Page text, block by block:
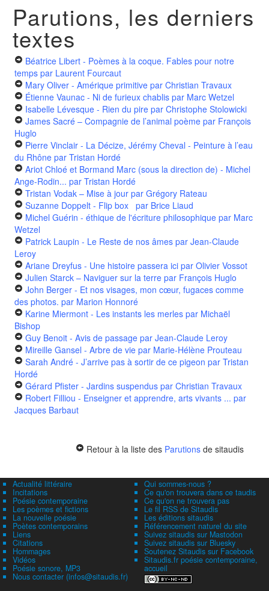
Parutions, les derniers
textes
Béatrice Libert - Poèmes à la coque. Fables pour notre
temps par Laurent Fourcaut
Mary Oliver - Amérique primitive par Christian Travaux
Étienne Vaunac - Ni de furieux chablis par Marc Wetzel
Isabelle Lévesque - Rien du pire par Christophe Stolowicki
James Sacré – Compagnie de l’animal poème par François
Huglo
Pierre Vinclair - La Décize, Jérémy Cheval - Peinture à l’eau
du Rhône par Tristan Hordé
Ariot Chloé et Bormand Marc (sous la direction de) - Michel
Ange-Rodin... par Tristan Hordé
Tristan Vodak – Mise à jour par Grégory Rateau
Suzanne Doppelt - Flip box par Brice Liaud
Michel Guérin - éthique de l'écriture philosophique par Marc
Wetzel
Patrick Laupin - Le Reste de nos âmes par Jean-Claude
Leroy
Ariane Dreyfus - Une histoire passera ici par Olivier Vossot
Julien Starck – Naviguer sur la terre par François Huglo
John Berger - Et nos visages, mon cœur, fugaces comme
des photos. par Marion Honnoré
Karine Miermont - Les instants les merles par Michaël
Bishop
Guy Benoit - Avis de passage par Jean-Claude Leroy
Mireille Gansel - Arbre de vie par Marie-Hélène Prouteau
Sarah André - J’arrive pas à sortir de ce pigeon par Tristan
Hordé
Gérard Pfister - Jardins suspendus par Christian Travaux
Robert Filliou - Enseigner et apprendre, arts vivants ... par
Jacques Barbaut
Retour à la liste des Parutions de sitaudis
Actualité littéraire
Incitations
Poésie contemporaine
Les poèmes et fictions
La nouvelle poésie
Poètes contemporains
Liens
Citations
Hommages
Vidéos
Poésie sonore, MP3
Nous contacter (infos@sitaudis.fr)
Qui sommes-nous ?
Ce qu'on trouvera dans ce taudis
Ce qu'on ne trouvera pas
Le fil RSS de Sitaudis
Les éditions sitaudis
Référencement naturel du site
Suivez sitaudis sur Mastodon
Suivez sitaudis sur Bluesky
Soutenez Sitaudis sur Facebook
Sitaudis.fr poésie contemporaine,
accueil